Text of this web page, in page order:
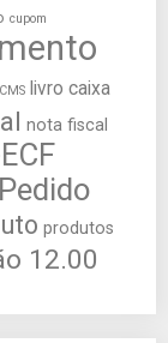
cupom
ICMS livro caixa
nota fiscal
Pedido
produtos
12.00